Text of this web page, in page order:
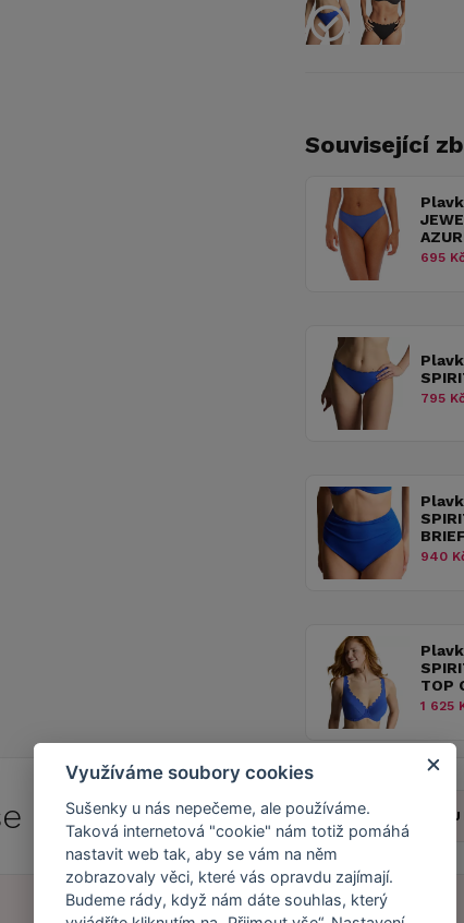
Související
695 Kč
795 Kč
940
TOP
1 625
doCaresse Clubu!
Využíváme soubory cookies
Sušenky u nás nepečeme, ale používáme.
Taková internetová "cookie" nám totiž pomáhá
nastavit web tak, aby se vám na něm
zobrazovaly věci, které vás opravdu zajímají.
Budeme rády, když nám dáte souhlas, který